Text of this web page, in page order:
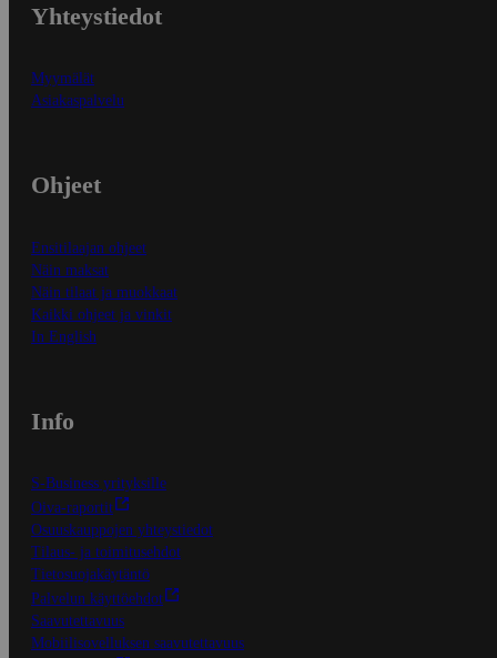
Yhteystiedot
Myymälät
Asiakaspalvelu
Ohjeet
Ensitilaajan ohjeet
Näin maksat
Näin tilaat ja muokkaat
Kaikki ohjeet ja vinkit
In English
Info
S-Business yrityksille
Oiva-raportit
Osuuskauppojen yhteystiedot
Tilaus- ja toimitusehdot
Tietosuojakäytäntö
Palvelun käyttöehdot
Saavutettavuus
Mobiilisovelluksen saavutettavuus